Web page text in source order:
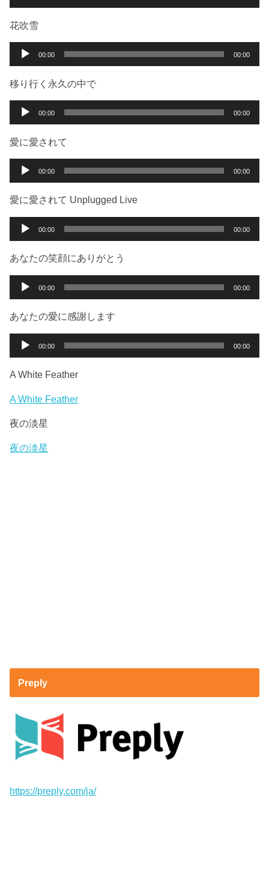
ー
プ
レ
ー
花吹雪
音
プ
レ
00:00 00:00
移り行く永久の中で
プ
レ
ー
00:00 00:00
愛に愛されて
プ
ー
00:00 00:00
愛に愛されて Unplugged Live
プ
レ
ー
00:00 00:00
あなたの笑顔にありがとう
音
プ
00:00 00:00
あなたの愛に感謝します
プ
ー
ー
00:00 00:00
A White Feather
A White Feather
夜の淡星
夜の淡星
Preply
https://preply.com/ja/